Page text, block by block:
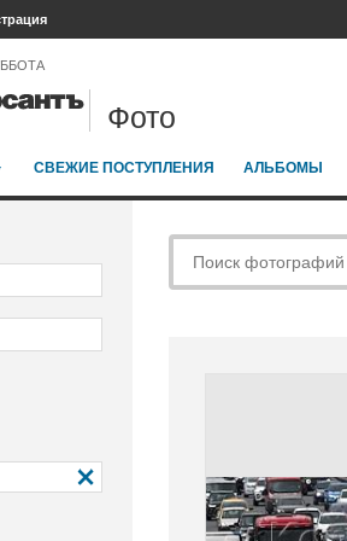
Фото
СВЕЖИЕ ПОСТУПЛЕНИЯ АЛЬБОМЫ